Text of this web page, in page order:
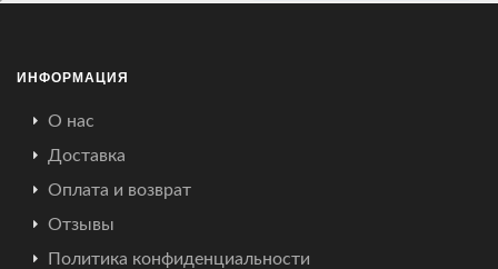
ИНФОРМАЦИЯ
О нас
Доставка
Оплата и возврат
Отзывы
Политика конфиденциальности